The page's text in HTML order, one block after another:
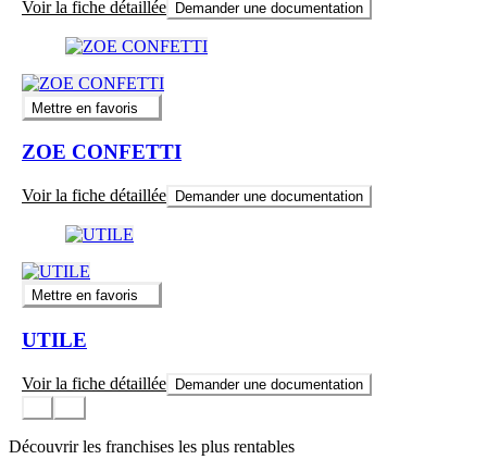
Voir la fiche détaillée Demander une documentation
Mettre en favoris
ZOE CONFETTI
Voir la fiche détaillée Demander une documentation
Mettre en favoris
UTILE
Voir la fiche détaillée Demander une documentation
Découvrir les franchises les plus rentables